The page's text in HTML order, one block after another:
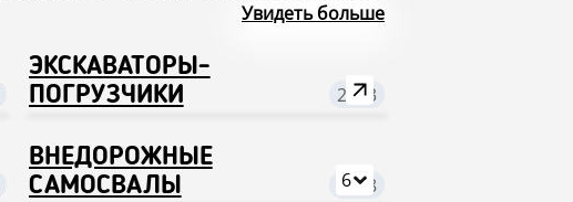
строительная
Увидеть больше
ЭКСКАВАТОРЫ-
ПОГРУЗЧИКИ
2373
ВНЕДОРОЖНЫЕ
САМОСВАЛЫ
4948
6